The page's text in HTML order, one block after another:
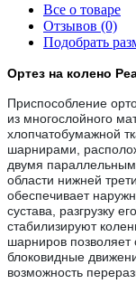
Все о товаре
Отзывов (0)
Подобрать
Ортез на колено
Приспособление
из многослойного
хлопчатобумажной
шарнирами,
двумя
области нижней
обеспечивает
сустава, разгрузку
стабилизируют
шарниров позволяет
блоковидные
возможность